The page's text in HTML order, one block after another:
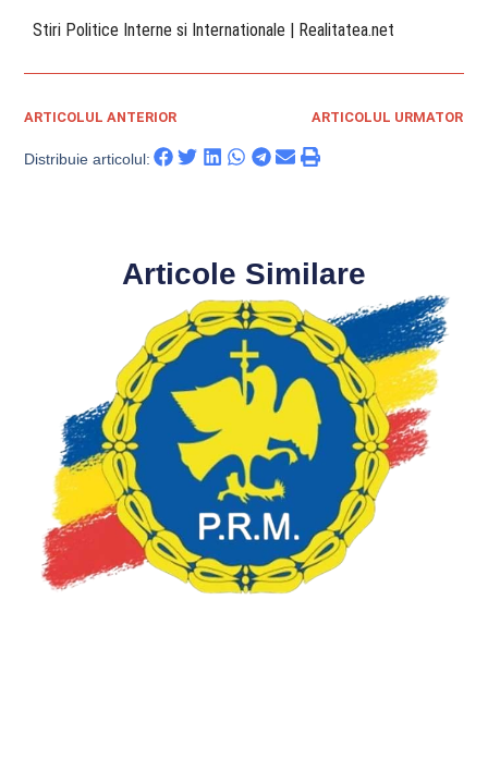
​ Stiri Politice Interne si Internationale | Realitatea.net
ARTICOLUL ANTERIOR ARTICOLUL URMATOR
Distribuie articolul:
Articole Similare